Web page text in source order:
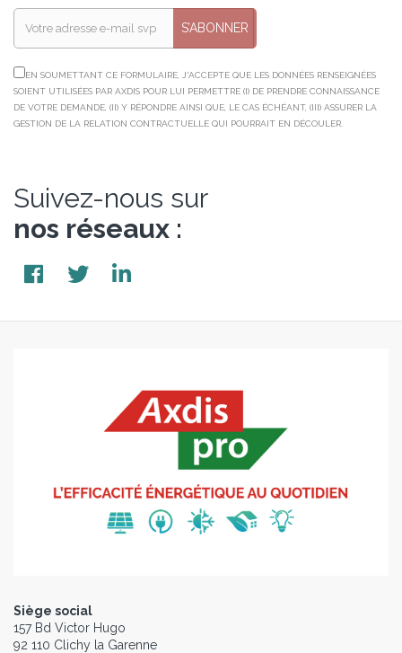
S’ABONNER
EN SOUMETTANT CE FORMULAIRE, J'ACCEPTE QUE LES DONNÉES RENSEIGNÉES
SOIENT UTILISÉES PAR AXDIS POUR LUI PERMETTRE (I) DE PRENDRE CONNAISSANCE
DE VOTRE DEMANDE, (II) Y RÉPONDRE AINSI QUE, LE CAS ÉCHÉANT, (III) ASSURER LA
GESTION DE LA RELATION CONTRACTUELLE QUI POURRAIT EN DÉCOULER.
Suivez-nous sur
nos réseaux :
Siège social
157 Bd Victor Hugo
92 110 Clichy la Garenne